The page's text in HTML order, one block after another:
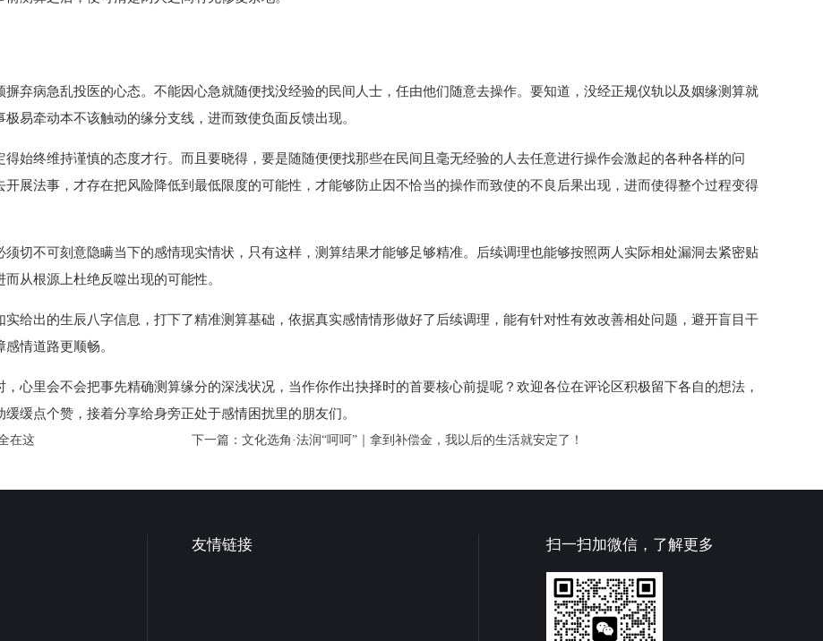
弃病急乱投医的心态。不能因心急就随便找没经验的民间人士，任由他们随意去操作。要知道，没经正规仪轨以及姻缘测算就
易牵动本不该触动的缘分支线，进而致使负面反馈出现。
始终维持谨慎的态度才行。而且要晓得，要是随随便便找那些在民间且毫无经验的人去任意进行操作会激起的各种各样的问
展法事，才存在把风险降低到最低限度的可能性，才能够防止因不恰当的操作而致使的不良后果出现，进而使得整个过程变得
切不可刻意隐瞒当下的感情现实情状，只有这样，测算结果才能够足够精准。后续调理也能够按照两人实际相处漏洞去紧密贴
从根源上杜绝反噬出现的可能性。
给出的生辰八字信息，打下了精准测算基础，依据真实感情情形做好了后续调理，能有针对性有效改善相处问题，避开盲目干
情道路更顺畅。
心里会不会把事先精确测算缘分的深浅状况，当作你作出抉择时的首要核心前提呢？欢迎各位在评论区积极留下各自的想法，
缓点个赞，接着分享给身旁正处于感情困扰里的朋友们。
在这 下一篇： 文化选角·法润“呵呵”｜拿到补偿金，我以后的生活就安定了！
友情链接 扫一扫加微信，了解更多